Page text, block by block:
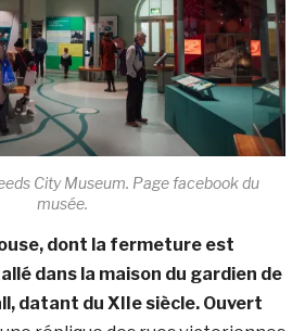
City Museum. Page facebook du
musée.
dont la fermeture est
dans la maison du gardien de
datant du XIIe siècle. Ouvert